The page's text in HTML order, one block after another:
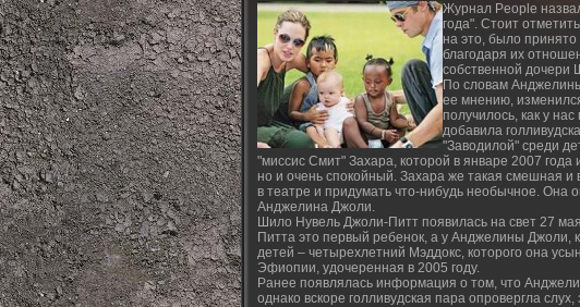
Журнал People
года". Стоит
на это, было
благодаря их
собственной дочери
По словам
ее мнению,
получилось, как у
добавила
"Заводилой" среди
"миссис Смит" Захара, которой в январе 2007
но и очень спокойный. Захара же такая смешная и
в театре и придумать что-нибудь необычное. Она
Анджелина Джоли.
Шило Нувель Джоли-Питт появилась на свет 27
Питта это первый ребенок, а у Анджелины Джоли,
детей – четырехлетний Мэддокс, которого она
Эфиопии, удочеренная в 2005 году.
Ранее появлялась информация о том, что
однако вскоре голливудская пара опровергла